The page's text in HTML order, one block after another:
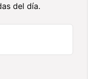
del día.